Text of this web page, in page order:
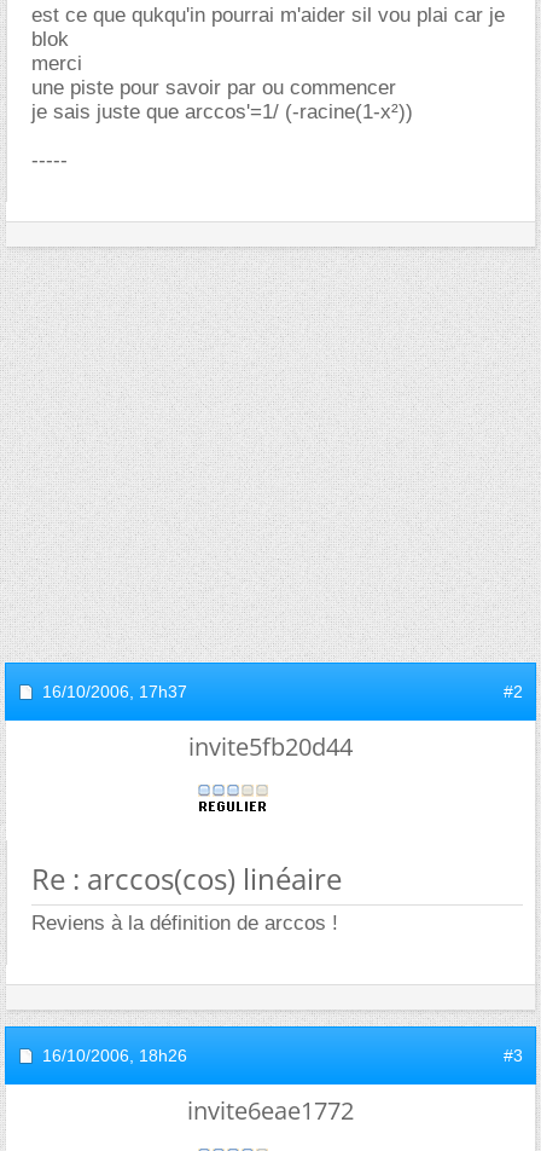
est ce que qukqu'in pourrai m'aider sil vou plai car je
blok
merci
une piste pour savoir par ou commencer
je sais juste que arccos'=1/ (-racine(1-x²))
-----
16/10/2006, 17h37 #2
invite5fb20d44
Re : arccos(cos) linéaire
Reviens à la définition de arccos !
16/10/2006, 18h26 #3
invite6eae1772